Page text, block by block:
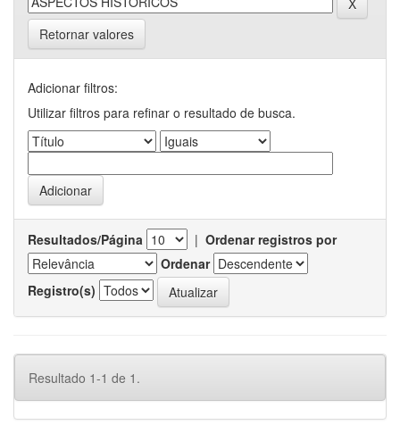
Retornar valores
Adicionar filtros:
Utilizar filtros para refinar o resultado de busca.
Resultados/Página | Ordenar registros por
Ordenar
Registro(s)
Resultado 1-1 de 1.